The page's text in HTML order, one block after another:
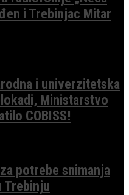
i Trebinjac Mitar
i univerzitetska
Ministarstvo
COBISS!
potrebe snimanja
Trebinju